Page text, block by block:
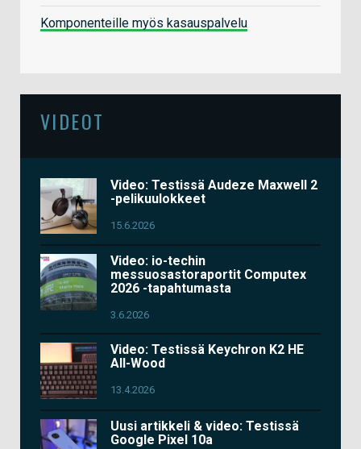
Komponenteille myös kasauspalvelu
VIDEOT
Video: Testissä Audeze Maxwell 2
-pelikuulokkeet
15.6.2026
Video: io-techin
messuosastoraportit Computex
2026 -tapahtumasta
3.6.2026
Video: Testissä Keychron K2 HE
All-Wood
13.4.2026
Uusi artikkeli & video: Testissä
Google Pixel 10a